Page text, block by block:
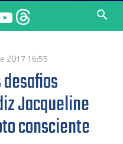
search
2017 16:55
desafios
Jacqueline
consciente